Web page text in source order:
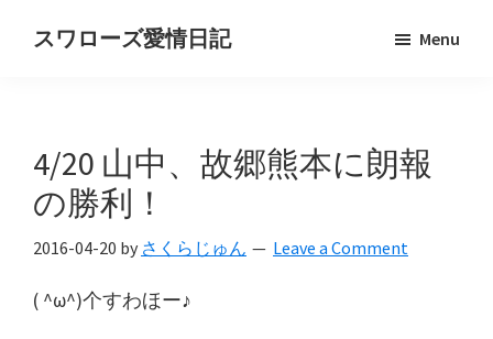
スワローズ愛情日記
ト
ス
ワ
ロ
ー
Menu
4/20 山中、故郷熊本に朗報
の勝利！
2016-04-20 by さくらじゅん Leave a Comment
( ^ω^)个すわほー♪